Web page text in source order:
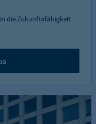
die Zukunftsfähigkeit